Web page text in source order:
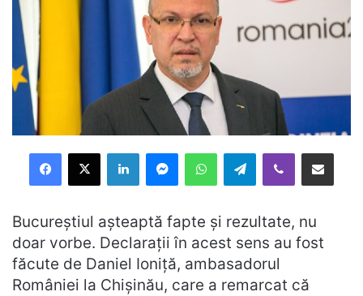
Facebook
X LinkedInMessengerWhatsAppTelegramViber Distribuie prin mail
Bucureștiul așteaptă fapte și rezultate, nu
doar vorbe. Declarații în acest sens au fost
făcute de Daniel Ioniță, ambasadorul
României la Chișinău, care a remarcat că